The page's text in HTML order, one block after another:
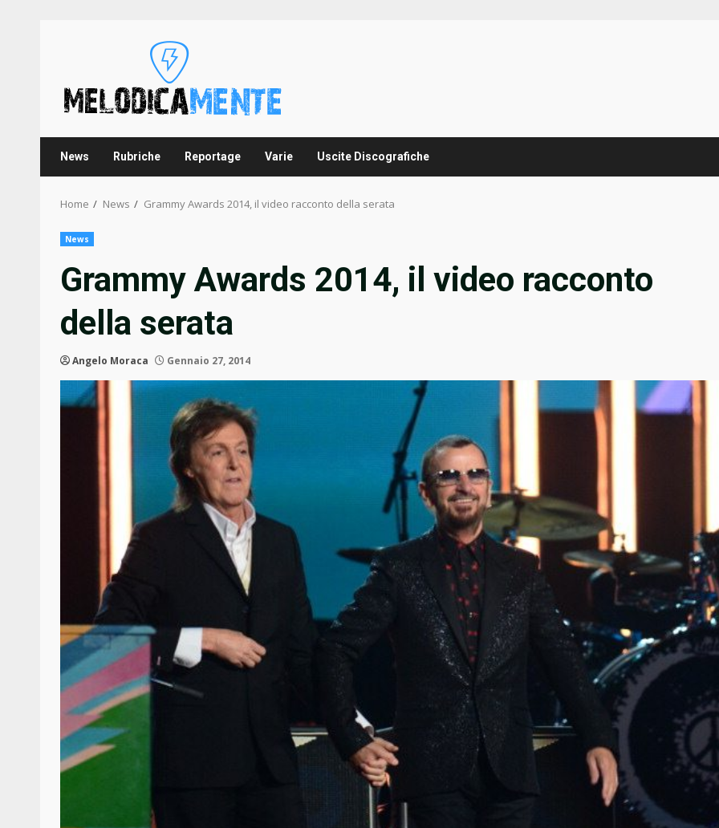
News Rubriche Reportage Varie Uscite Discografiche
Home News Grammy Awards 2014, il video racconto della serata
News
Grammy Awards 2014, il video racconto
della serata
Angelo Moraca Gennaio 27, 2014